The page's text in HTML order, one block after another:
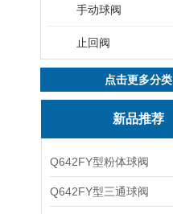
手动球阀
止回阀
点击更多分类
新品推荐
Q642FY型粉体球阀
Q642FY型三通球阀